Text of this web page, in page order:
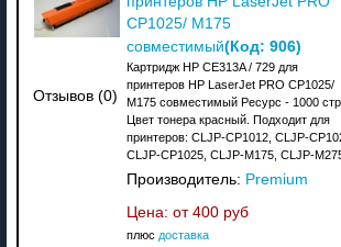
Отзывов (0)
CP1025/ M175
совместимый(Код: 906)
Картридж HP CE313A / 729 для
принтеров HP LaserJet PRO CP1025/
M175 совместимый Ресурс - 1000
Цвет тонера красный. Подходит для
принтеров: CLJP-CP1012, CLJP-
CLJP-CP1025, CLJP-M175, CLJP-
Производитель: Premium
Цена: от 400 руб
плюс доставка